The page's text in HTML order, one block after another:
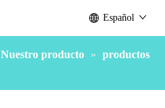
Español
Nuestro producto » productos